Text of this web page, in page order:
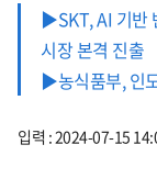
▶SKT, AI 기반
시장 본격 진출
▶농식품부, 인
입력 : 2024-07-15